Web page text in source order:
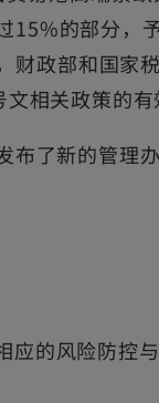
的部分
政部和国家
相关政策的有
了新的管理
的风险防控